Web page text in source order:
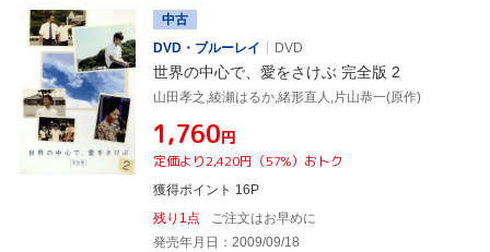
中古
DVD・ブルーレイ
DVD
世界の中心で、愛をさけぶ 完全版 2
山田孝之,綾瀬はるか,緒形直人,片山恭一(原作)
¥1,760円
定価より2,420円（57%）おトク
獲得ポイント 16P
残り1点
ご注文はお早めに
発売年月日：2009/09/18